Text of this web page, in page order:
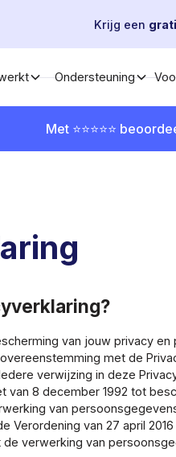
Krijg een
Ondersteuning
Met ⭐⭐⭐⭐⭐
van jouw privacy
met de
verwijzing in deze
van 8 december 1992 tot
van
Verordening van 27 april
verwerking van